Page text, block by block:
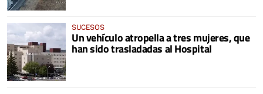
SUCESOS
Un vehículo atropella a tres mujeres, que
han sido trasladadas al Hospital